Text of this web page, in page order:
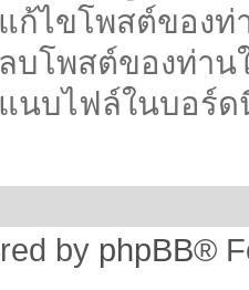
แก้ไขโพสต์ของท่
ลบโพสต์ของท่าน
แนบไฟล์ในบอร์ด
by phpBB®